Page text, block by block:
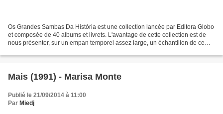
Os Grandes Sambas Da História est une collection lancée par Editora Globo
et composée de 40 albums et livrets. L'avantage de cette collection est de
nous présenter, sur un empan temporel assez large, un échantillon de ce
Mais (1991) - Marisa Monte
Publié le 21/09/2014 à 11:00
Par Miedj